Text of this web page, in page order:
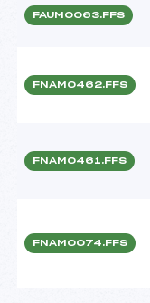
FAUM0063.FFS
FNAM0462.FFS
FNAM0461.FFS
FNAM0074.FFS